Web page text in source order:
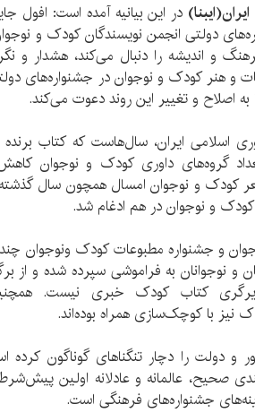
در این بیانیه آمده است: افول
دولتی انجمن نویسندگان کودک و
و اندیشه را دنبال می‌کند، هشدار و
و هنر کودک و نوجوان در جشنواره‌های
اصلاح و تغییر این روند دعوت می‌کند.
اسلامی ایران، سال‌هاست که کتاب
گروه‌های داوری کودک و نوجوان
کودک و نوجوان امسال همچون سال
و نوجوان در هم ادغام شد.
و جشنواره مطبوعات کودک ونوجوان
نوجوانان به فراموشی سپرده شده و از
کتاب کودک خبری نیست.
نیز با کوچک‌سازی همراه بوده‌اند.
و دولت را دچار تنگناهای گوناگون
صحیح، عالمانه و عادلانه اولین
جشنواره‌های فرهنگی است.